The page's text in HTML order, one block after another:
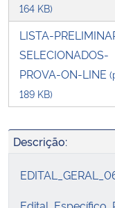
164 KB)
LISTA-
SELECIONADOS-
PROVA-ON-LINE
189 KB)
Descrição: